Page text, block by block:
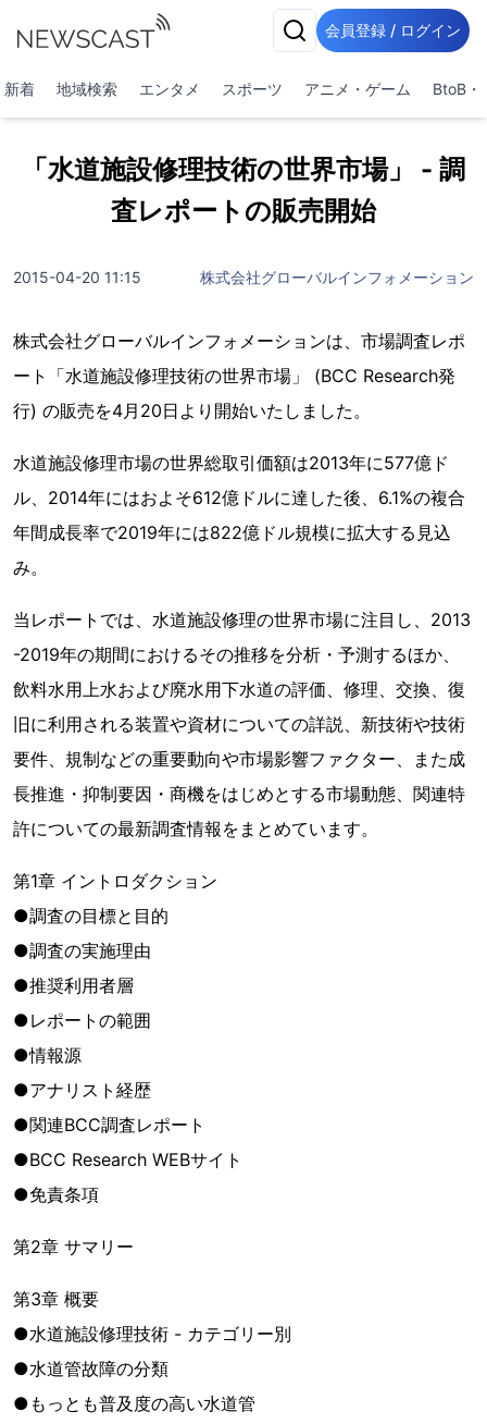
会員登録 / ログイン
新着 地域検索 エンタメ スポーツ アニメ・ゲーム BtoB・
「水道施設修理技術の世界市場」 - 調
査レポートの販売開始
2015-04-20 11:15 株式会社グローバルインフォメーション
株式会社グローバルインフォメーションは、市場調査レポ
ート「水道施設修理技術の世界市場」 (BCC Research発
行) の販売を4月20日より開始いたしました。
水道施設修理市場の世界総取引価額は2013年に577億ド
ル、2014年にはおよそ612億ドルに達した後、6.1%の複合
年間成長率で2019年には822億ドル規模に拡大する見込
み。
当レポートでは、水道施設修理の世界市場に注目し、2013
-2019年の期間におけるその推移を分析・予測するほか、
飲料水用上水および廃水用下水道の評価、修理、交換、復
旧に利用される装置や資材についての詳説、新技術や技術
要件、規制などの重要動向や市場影響ファクター、また成
長推進・抑制要因・商機をはじめとする市場動態、関連特
許についての最新調査情報をまとめています。
第1章 イントロダクション
●調査の目標と目的
●調査の実施理由
●推奨利用者層
●レポートの範囲
●情報源
●アナリスト経歴
●関連BCC調査レポート
●BCC Research WEBサイト
●免責条項
第2章 サマリー
第3章 概要
●水道施設修理技術 - カテゴリー別
●水道管故障の分類
●もっとも普及度の高い水道管